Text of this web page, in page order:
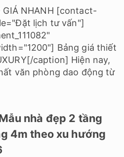
GIÁ NHANH [contact-
lịch tư vấn"]
Bảng giá thiết
caption] Hiện nay,
văn phòng dao động từ
nhà đẹp 2 tầng
4m theo xu hướng